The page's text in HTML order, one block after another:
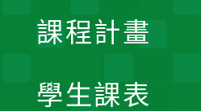
課程計畫
學生課表